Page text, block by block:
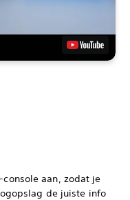
console aan, zodat je
de juiste info